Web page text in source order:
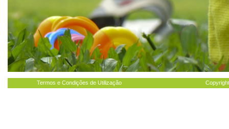
Termos e Condições de Utilização